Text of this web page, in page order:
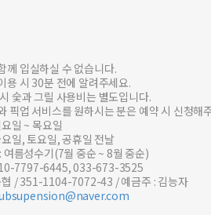
께 입실하실 수 없습니다.
용 시 30분 전에 알려주세요.
숯과 그릴 사용비는 별도입니다.
픽업 서비스를 원하시는 분은 예약 시 신청해
일 ~ 목요일
일, 토요일, 공휴일 전날
여름성수기(7월 중순 ~ 8월 중순)
7797-6445, 033-673-3525
협 / 351-1104-7072-43 / 예금주 : 김능자